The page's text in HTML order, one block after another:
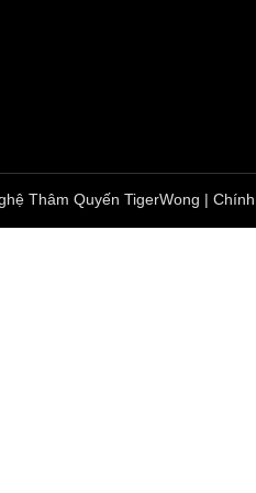
Thâm Quyến TigerWong |